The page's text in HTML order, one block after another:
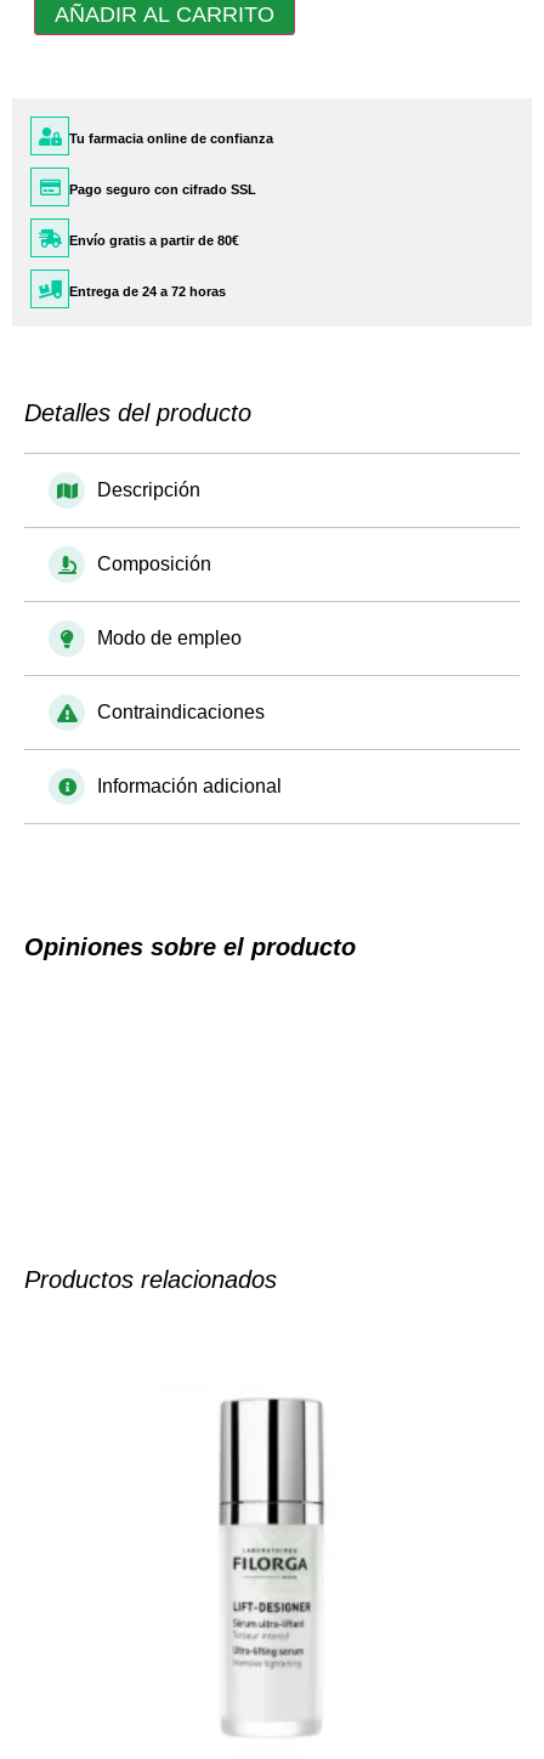
AÑADIR AL CARRITO
Tu farmacia online de confianza
Pago seguro con cifrado SSL
Envío gratis a partir de 80€
Entrega de 24 a 72 horas
Detalles del producto
Descripción
Composición
Modo de empleo
Contraindicaciones
Información adicional
Opiniones sobre el producto
Productos relacionados